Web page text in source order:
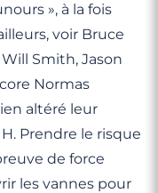
», à la fois
voir Bruce
Smith, Jason
Normas
altéré leur
Prendre le risque
de force
les vannes pour